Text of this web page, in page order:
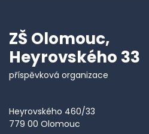
ZŠ Olomouc,
Heyrovského 33
příspěvková organizace
Heyrovského 460/33
779 00 Olomouc